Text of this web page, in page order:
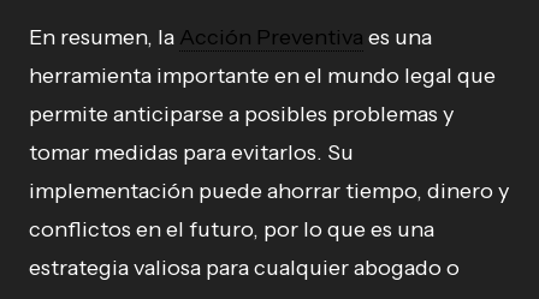
En resumen, la Acción Preventiva es una
herramienta importante en el mundo legal que
permite anticiparse a posibles problemas y
tomar medidas para evitarlos. Su
implementación puede ahorrar tiempo, dinero y
conflictos en el futuro, por lo que es una
estrategia valiosa para cualquier abogado o